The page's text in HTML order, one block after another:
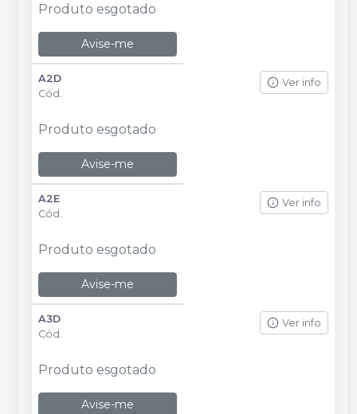
Produto esgotado
Avise-me
A2D
Cód.
Ver info
Produto esgotado
Avise-me
A2E
Cód.
Ver info
Produto esgotado
Avise-me
A3D
Cód.
Ver info
Produto esgotado
Avise-me